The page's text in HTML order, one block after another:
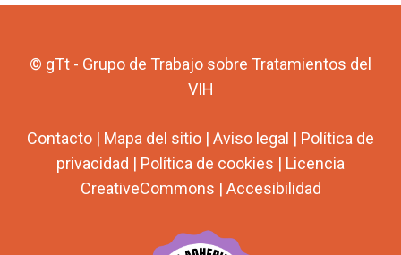
© gTt - Grupo de Trabajo sobre Tratamientos del
VIH
Contacto | Mapa del sitio | Aviso legal | Política de
privacidad | Política de cookies | Licencia
CreativeCommons | Accesibilidad